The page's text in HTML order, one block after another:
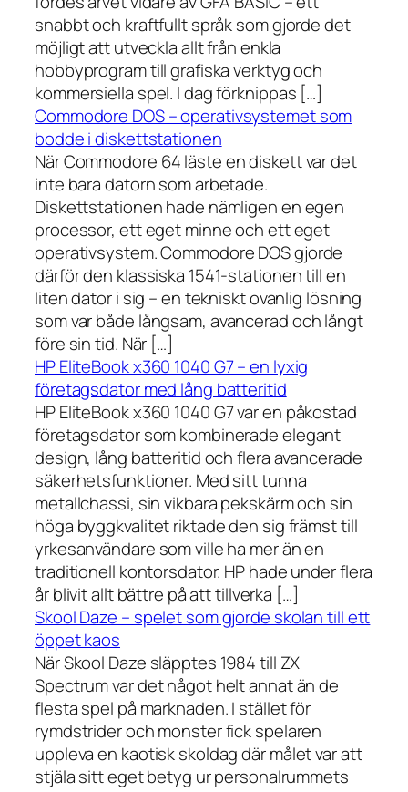
snabbt och kraftfullt språk som gjorde det
möjligt att utveckla allt från enkla
hobbyprogram till grafiska verktyg och
kommersiella spel. I dag förknippas […]
Commodore DOS – operativsystemet som
bodde i diskettstationen
När Commodore 64 läste en diskett var det
inte bara datorn som arbetade.
Diskettstationen hade nämligen en egen
processor, ett eget minne och ett eget
operativsystem. Commodore DOS gjorde
därför den klassiska 1541-stationen till en
liten dator i sig – en tekniskt ovanlig lösning
som var både långsam, avancerad och långt
före sin tid. När […]
HP EliteBook x360 1040 G7 – en lyxig
företagsdator med lång batteritid
HP EliteBook x360 1040 G7 var en påkostad
företagsdator som kombinerade elegant
design, lång batteritid och flera avancerade
säkerhetsfunktioner. Med sitt tunna
metallchassi, sin vikbara pekskärm och sin
höga byggkvalitet riktade den sig främst till
yrkesanvändare som ville ha mer än en
traditionell kontorsdator. HP hade under flera
år blivit allt bättre på att tillverka […]
Skool Daze – spelet som gjorde skolan till ett
öppet kaos
När Skool Daze släpptes 1984 till ZX
Spectrum var det något helt annat än de
flesta spel på marknaden. I stället för
rymdstrider och monster fick spelaren
uppleva en kaotisk skoldag där målet var att
stjäla sitt eget betyg ur personalrummets